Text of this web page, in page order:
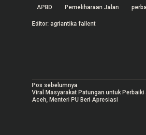
APBD Pemeliharaan Jalan
Editor: agriantika fallent
N
a
Pos sebelumnya
Viral Masyarakat Patungan untuk
Aceh, Menteri PU Beri Apresiasi